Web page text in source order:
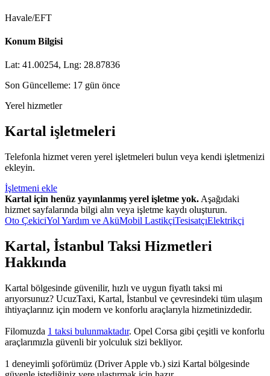
Havale/EFT
Konum Bilgisi
Lat: 41.00254, Lng: 28.87836
Son Güncelleme: 17 gün önce
Yerel hizmetler
Kartal işletmeleri
Telefonla hizmet veren yerel işletmeleri bulun veya kendi işletmenizi
ekleyin.
İşletmeni ekle
Kartal için henüz yayınlanmış yerel işletme yok. Aşağıdaki
hizmet sayfalarında bilgi alın veya işletme kaydı oluşturun.
Oto ÇekiciYol Yardım ve AküMobil LastikçiTesisatçıElektrikçi
Kartal, İstanbul Taksi Hizmetleri
Hakkında
Kartal bölgesinde güvenilir, hızlı ve uygun fiyatlı taksi mi
arıyorsunuz? UcuzTaxi, Kartal, İstanbul ve çevresindeki tüm ulaşım
ihtiyaçlarınız için modern ve konforlu araçlarıyla hizmetinizdedir.
Filomuzda 1 taksi bulunmaktadır. Opel Corsa gibi çeşitli ve konforlu
araçlarımızla güvenli bir yolculuk sizi bekliyor.
1 deneyimli şoförümüz (Driver Apple vb.) sizi Kartal bölgesinde